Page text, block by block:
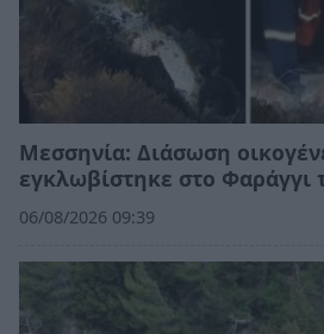
Μεσσηνία: Διάσωση
εγκλωβίστηκε στο Φαράγγι
06/08/2026 09:39